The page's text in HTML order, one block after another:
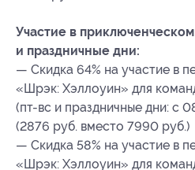
Участие в
и праздничные дни:
— Скидка 64% на участие в
«Шрэк: Хэллоуин» для
(пт-вс и праздничные дни: с
(2876 руб. вместо 7990 руб.)
— Скидка 58% на участие в
«Шрэк: Хэллоуин» для